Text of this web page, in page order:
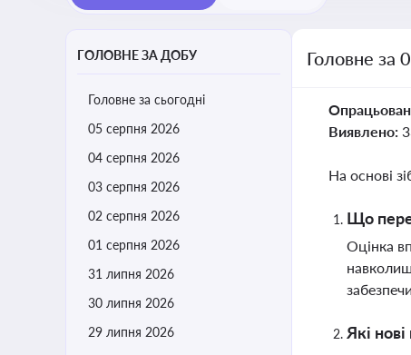
ГОЛОВНЕ ЗА ДОБУ
Головне за сьогодні
05 серпня 2026
04 серпня 2026
03 серпня 2026
02 серпня 2026
01 серпня 2026
31 липня 2026
30 липня 2026
29 липня 2026
Головне за
Виявлено:
На основі
Що
Оцінка
Які